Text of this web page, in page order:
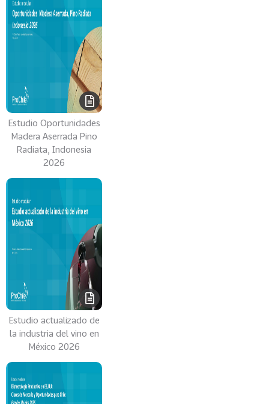
Estudio Oportunidades
Madera Aserrada Pino
Radiata, Indonesia
2026
Estudio actualizado de
la industria del vino en
México 2026